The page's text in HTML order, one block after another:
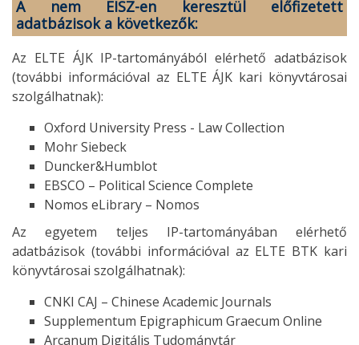
A nem EISZ-en keresztül előfizetett
adatbázisok a következők:
Az ELTE ÁJK IP-tartományából elérhető adatbázisok
(további információval az ELTE ÁJK kari könyvtárosai
szolgálhatnak):
Oxford University Press - Law Collection
Mohr Siebeck
Duncker&Humblot
EBSCO – Political Science Complete
Nomos eLibrary – Nomos
Az egyetem teljes IP-tartományában elérhető
adatbázisok (további információval az ELTE BTK kari
könyvtárosai szolgálhatnak):
CNKI CAJ – Chinese Academic Journals
Supplementum Epigraphicum Graecum Online
Arcanum Digitális Tudománytár